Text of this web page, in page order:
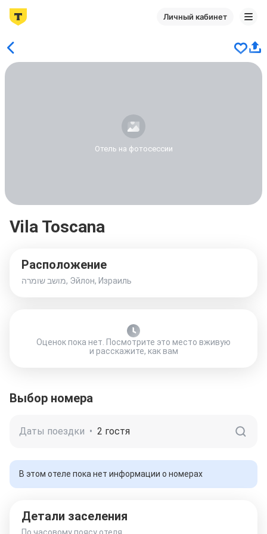
Личный кабинет
Отель на фотосессии
Vila Toscana
Расположение
מושב שומרה, Эйлон, Израиль
Оценок пока нет. Посмотрите это место вживую
и расскажите, как вам
Выбор номера
Даты поездки • 2 гостя
В этом отеле пока нет информации о номерах
Детали заселения